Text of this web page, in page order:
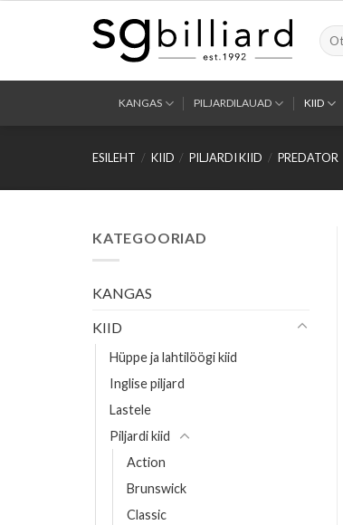
Otsi:
KANGAS PILJARDILAUAD KIID
ESILEHT / KIID / PILJARDI KIID / PREDATOR
KATEGOORIAD
KANGAS
KIID
Hüppe ja lahtilöögi kiid
Inglise piljard
Lastele
Piljardi kiid
Action
Brunswick
Classic